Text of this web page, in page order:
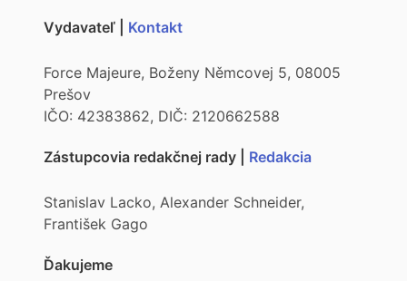
Vydavateľ | Kontakt
Force Majeure, Boženy Němcovej 5, 08005
Prešov
IČO: 42383862, DIČ: 2120662588
Zástupcovia redakčnej rady | Redakcia
Stanislav Lacko, Alexander Schneider,
František Gago
Ďakujeme